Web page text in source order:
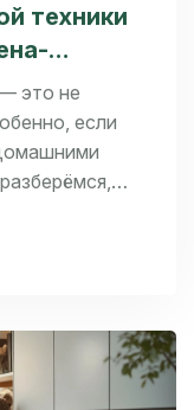
техники
это не
если
в 2024 году
Расскажем,
и дадим
с
опыт мамы